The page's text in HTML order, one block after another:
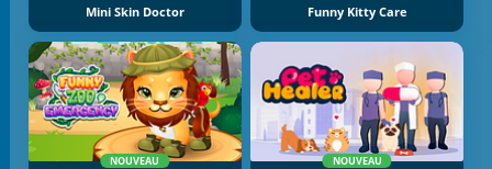
Mini Skin Doctor Funny Kitty Care
NOUVEAU NOUVEAU